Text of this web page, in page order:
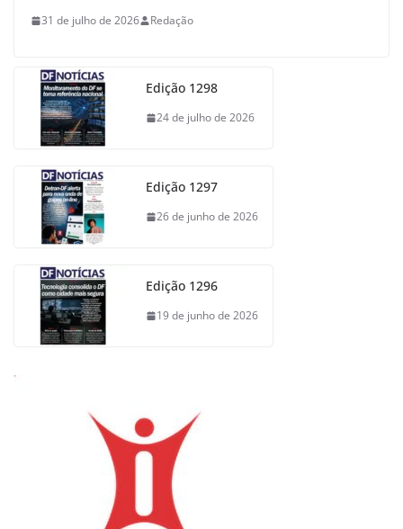
31 de julho de 2026 Redação
Edição 1298
24 de julho de 2026
Edição 1297
26 de junho de 2026
Edição 1296
19 de junho de 2026